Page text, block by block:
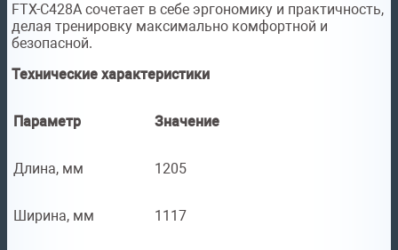
FTX-C428A сочетает в себе эргономику и практичность,
делая тренировку максимально комфортной и
безопасной.
Технические характеристики
Параметр Значение
Длина, мм 1205
Ширина, мм 1117